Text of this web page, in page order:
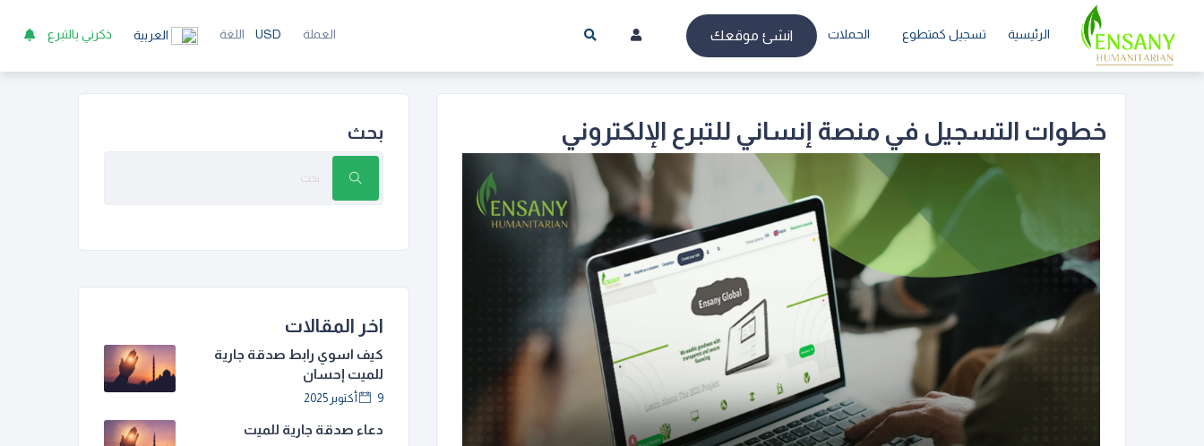
الرئيسية تسجيل كمتطوع الحملات انشئ موقعك العملة USD اللغة العربية ذكرني بالتبرع
خطوات التسجيل في منصة إنساني للتبرع الإلكتروني بحث
اخر المقالات
كيف اسوي رابط صدقة جارية
للميت إحسان
9 أكتوبر 2025
دعاء صدقة جارية للميت